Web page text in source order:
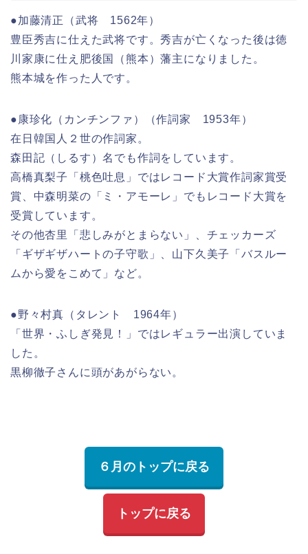
●加藤清正（武将 1562年）
豊臣秀吉に仕えた武将です。秀吉が亡くなった後は徳
川家康に仕え肥後国（熊本）藩主になりました。
熊本城を作った人です。
●康珍化（カンチンファ）（作詞家 1953年）
在日韓国人２世の作詞家。
森田記（しるす）名でも作詞をしています。
高橋真梨子「桃色吐息」ではレコード大賞作詞家賞受
賞、中森明菜の「ミ・アモーレ」でもレコード大賞を
受賞しています。
その他杏里「悲しみがとまらない」、チェッカーズ
「ギザギザハートの子守歌」、山下久美子「バスルー
ムから愛をこめて」など。
●野々村真（タレント 1964年）
「世界・ふしぎ発見！」ではレギュラー出演していま
した。
黒柳徹子さんに頭があがらない。
６月のトップに戻る
トップに戻る